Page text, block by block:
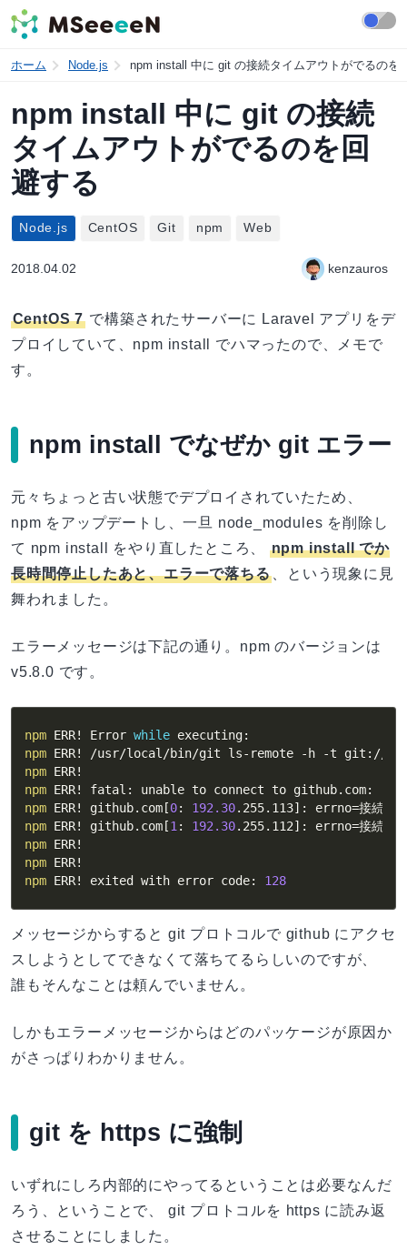
ホーム Node.js npm install 中に git の接続タイムアウトがでるのを
npm install 中に git の接続
タイムアウトがでるのを回
避する
Node.js CentOS Git npm Web
2018.04.02 kenzauros
CentOS 7で構築されたサーバーに Laravel アプリをデ
プロイしていて、npm install でハマったので、メモで
す。
npm install でなぜか git エラー
元々ちょっと古い状態でデプロイされていたため、
npm をアップデートし、一旦 node_modules を削除し
て npm install をやり直したところ、 npm install でか
長時間停止したあと、エラーで落ちる 、という現象に見
舞われました。
エラーメッセージは下記の通り。npm のバージョンは
v5.8.0 です。
npm ERR! Error while
npm ERR! /usr/local/bin/git ls-remote -h
-t
npm ERR!
npm ERR!
npm ERR! github.com[0: 192.30.255.113] : errno=
npm ERR! github.com[1: 192.30.255.112] : errno=
npm ERR!
npm ERR!
npm ERR! exited with error code: 128
メッセージからすると git プロトコルで github にアクセ
スしようとしてできなくて落ちてるらしいのですが、
誰もそんなことは頼んでいません。
しかもエラーメッセージからはどのパッケージが原因か
がさっぱりわかりません。
git を https に強制
いずれにしろ内部的にやってるということは必要なんだ
ろう、ということで、 git プロトコルを https に読み返
させることにしました。